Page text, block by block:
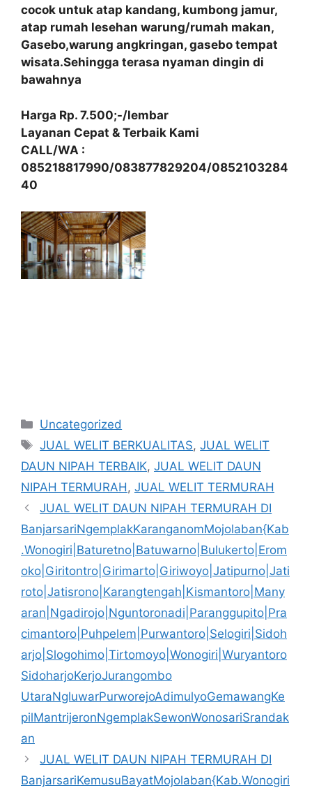
cocok untuk atap kandang, kumbong jamur,
atap rumah lesehan warung/rumah makan,
Gasebo,warung angkringan, gasebo tempat
wisata.Sehingga terasa nyaman dingin di
bawahnya
Harga Rp. 7.500;-/lembar
Layanan Cepat & Terbaik Kami
CALL/WA :
085218817990/083877829204/0852103284
40
Kategori
Uncategorized
Tag
JUAL WELIT BERKUALITAS,JUAL WELIT
DAUN NIPAH TERBAIK, JUAL WELIT DAUN
NIPAH TERMURAH , JUAL WELIT TERMURAH
JUAL WELIT DAUN NIPAH TERMURAH DI
BanjarsariNgemplakKaranganomMojolaban{Kab
.Wonogiri|Baturetno|Batuwarno|Bulukerto|Erom
oko|Giritontro|Girimarto|Giriwoyo|Jatipurno|Jati
roto|Jatisrono|Karangtengah|Kismantoro|Many
aran|Ngadirojo|Nguntoronadi|Paranggupito|Pra
cimantoro|Puhpelem|Purwantoro|Selogiri|Sidoh
arjo|Slogohimo|Tirtomoyo|Wonogiri|Wuryantoro
SidoharjoKerjoJurangombo
UtaraNgluwarPurworejoAdimulyoGemawangKe
pilMantrijeronNgemplakSewonWonosariSrandak
an
JUAL WELIT DAUN NIPAH TERMURAH DI
BanjarsariKemusuBayatMojolaban{Kab.Wonogiri